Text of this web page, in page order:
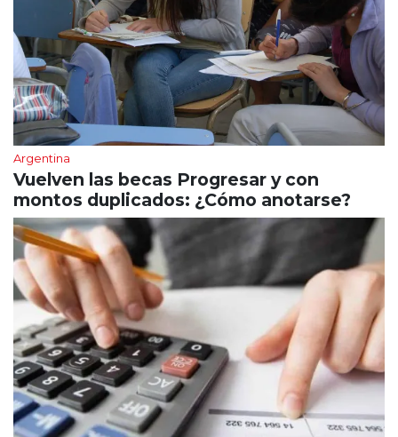
Argentina
Vuelven las becas Progresar y con
montos duplicados: ¿Cómo anotarse?